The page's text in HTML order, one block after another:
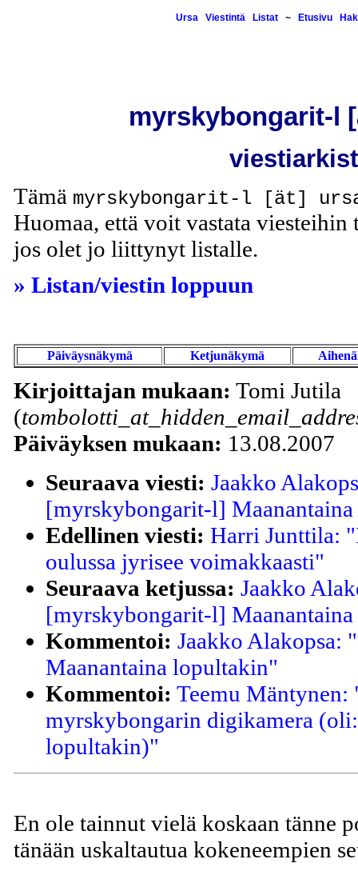
Ursa Viestintä Listat~ Etusivu
myrskybongarit-l
Tämä myrskybongarit-l [ät]
Huomaa, että voit vastata viesteihin
jos olet jo liittynyt listalle.
» Listan/viestin loppuun
Päiväysnäkymä Ketjunäkymä
Kirjoittajan mukaan: Tomi Jutila
(
Päiväyksen mukaan: 13.08.2007
Seuraava viesti: Jaakko
[myrskybongarit-l]
Edellinen viesti: Harri Junttila:
oulussa jyrisee voimakkaasti"
Seuraava ketjussa: Jaakko
[myrskybongarit-l]
Kommentoi: Jaakko Alakopsa:
Maanantaina lopultakin"
Kommentoi: Teemu
myrskybongarin digikamera
lopultakin)"
En ole tainnut vielä koskaan tänne
tänään uskaltautua kokeneempien